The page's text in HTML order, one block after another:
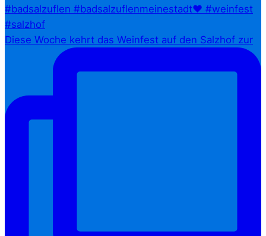
Diese Woche kehrt das Weinfest auf den Salzhof zur